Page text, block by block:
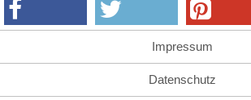
Impressum
Datenschutz